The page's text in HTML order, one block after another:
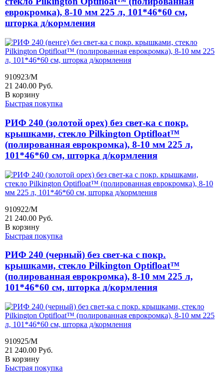
еврокромка), 8-10 мм 225 л, 101*46*60 см,
шторка д/кормления
910923/M
21 240.00 Руб.
В корзину
Быстрая покупка
РИФ 240 (золотой орех) без свет-ка с покр.
крышками, стекло Pilkington Optifloat™
(полированная еврокромка), 8-10 мм 225 л,
101*46*60 см, шторка д/кормления
910922/M
21 240.00 Руб.
В корзину
Быстрая покупка
РИФ 240 (черный) без свет-ка с покр.
крышками, стекло Pilkington Optifloat™
(полированная еврокромка), 8-10 мм 225 л,
101*46*60 см, шторка д/кормления
910925/M
21 240.00 Руб.
В корзину
Быстрая покупка